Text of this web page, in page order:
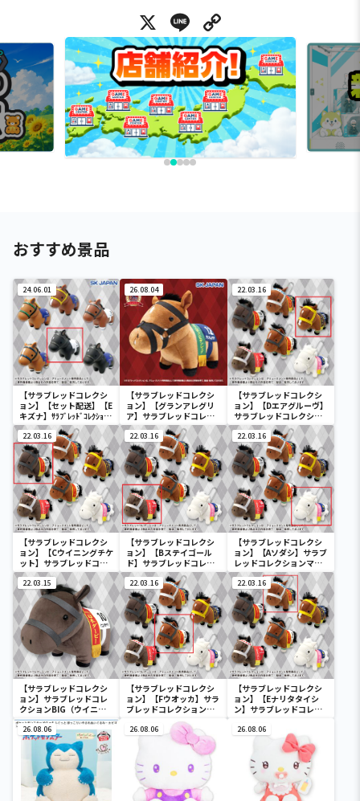
X Line
おすすめ景品
24.06.01
【サラブレッドコレクシ
ョン】【セット配送】【E
キズナ】ｻﾗﾌﾞﾚｯﾄﾞｺﾚｸｼｮﾝｿ
ﾌﾋﾞﾏｽｺｯﾄ3
26.08.04
【サラブレッドコレクシ
ョン】【グランアレグリ
ア】サラブレッドコレク
ション ふわふわBIG(グラ
ンアレグリア)
22.03.16
【サラブレッドコレクシ
ョン】【Dエアグルーヴ】
サラブレッドコレクショ
ンマスコットBC3
22.03.16
【サラブレッドコレクシ
ョン】【Cウイニングチケ
ット】サラブレッドコレ
クションマスコットBC3
22.03.16
【サラブレッドコレクシ
ョン】【Bステイゴール
ド】サラブレッドコレク
ションマスコットBC3
22.03.16
【サラブレッドコレクシ
ョン】【Aソダシ】サラブ
レッドコレクションマス
コットBC3
22.03.15
【サラブレッドコレクシ
ョン】サラブレッドコレ
クションBIG（ウイニン
グチケット）
22.03.16
【サラブレッドコレクシ
ョン】【Fウオッカ】サラ
ブレッドコレクションマ
22.03.16
【サラブレッドコレクシ
ョン】【Eナリタタイシ
ン】サラブレッドコレク
26.08.06 26.08.06 26.08.06